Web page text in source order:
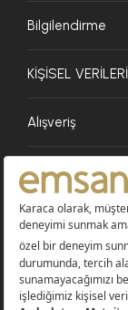
Bilgilendirme
KİŞİSEL
Alışveriş